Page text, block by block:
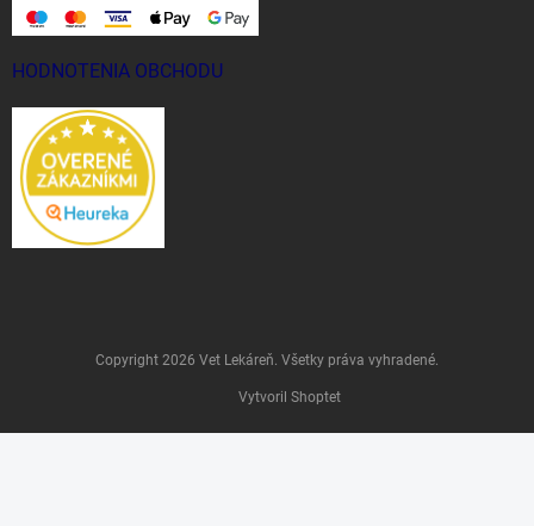
HODNOTENIA OBCHODU
Vytvoril Shoptet
Copyright 2026 Vet Lekáreň. Všetky práva vyhradené.